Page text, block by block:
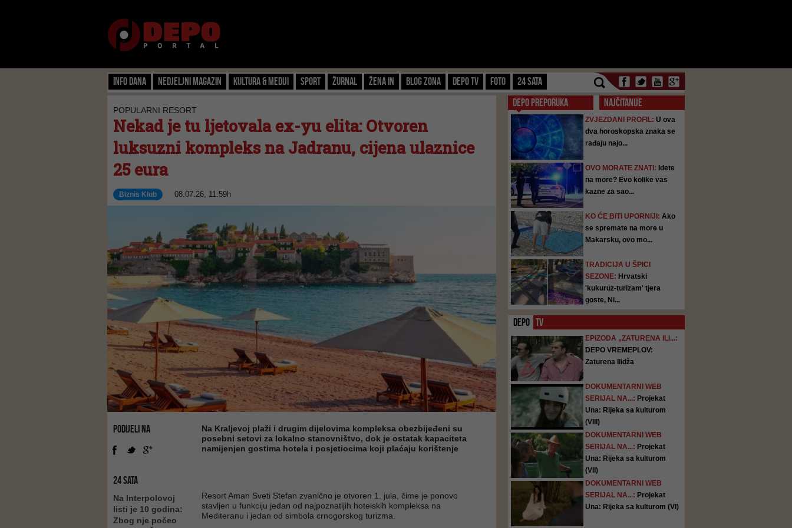
Info dana Nedjeljni magazin Kultura & Mediji Sport Žurnal Žena IN Blog zona Depo TV FOTO 24 SATA
POPULARNI RESORT
Nekad je tu ljetovala ex-yu elita: Otvoren
luksuzni kompleks na Jadranu, cijena ulaznice
25 eura
Biznis Klub 08.07.26, 11:59h
PODIJELI NA
24 SATA
Na Interpolovoj
listi je 10 godina:
Zbog nje počeo
Na Kraljevoj plaži i drugim dijelovima kompleksa obezbijeđeni su
posebni setovi za lokalno stanovništvo, dok je ostatak kapaciteta
namijenjen gostima hotela i posjetiocima koji plaćaju korištenje
Resort Aman Sveti Stefan zvanično je otvoren 1. jula, čime je ponovo
stavljen u funkciju jedan od najpoznatijih hotelskih kompleksa na
Mediteranu i jedan od simbola crnogorskog turizma.
DEPO PREPORUKA NAJČITANIJE
ZVJEZDANI PROFIL: U ova
dva horoskopska znaka se
rađaju najo...
OVO MORATE ZNATI: Idete
na more? Evo kolike vas
kazne za sao...
KO ĆE BITI UPORNIJI: Ako
se spremate na more u
Makarsku, ovo mo...
TRADICIJA U ŠPICI
SEZONE: Hrvatski
'kukuruz-turizam' tjera
goste, Ni...
DEPO TV
EPIZODA „ZATURENA ILI...:
DEPO VREMEPLOV:
Zaturena Ilidža
DOKUMENTARNI WEB
SERIJAL NA...: Projekat
Una: Rijeka sa kulturom
(VIII)
DOKUMENTARNI WEB
SERIJAL NA...: Projekat
Una: Rijeka sa kulturom
(VII)
DOKUMENTARNI WEB
SERIJAL NA...: Projekat
Una: Rijeka sa kulturom (VI)